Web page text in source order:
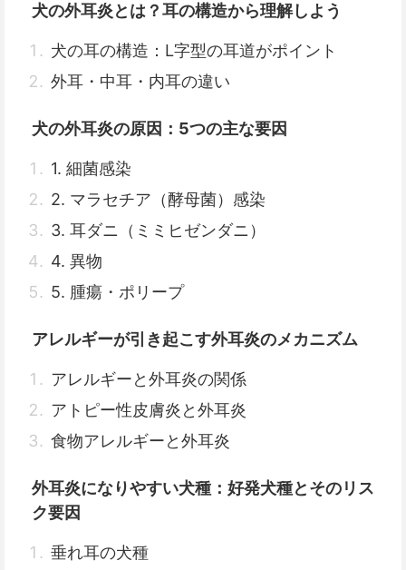
犬の外耳炎とは？耳の構造から理解しよう
犬の耳の構造：L字型の耳道がポイント
外耳・中耳・内耳の違い
犬の外耳炎の原因：5つの主な要因
1. 細菌感染
2. マラセチア（酵母菌）感染
3. 耳ダニ（ミミヒゼンダニ）
4. 異物
5. 腫瘍・ポリープ
アレルギーが引き起こす外耳炎のメカニズム
アレルギーと外耳炎の関係
アトピー性皮膚炎と外耳炎
食物アレルギーと外耳炎
外耳炎になりやすい犬種：好発犬種とそのリス
ク要因
垂れ耳の犬種